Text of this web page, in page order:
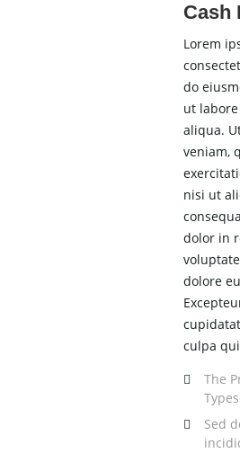
Cash
Lorem
do
ut
aliqua.
veniam,
nisi ut
dolor in
dolore
culpa
The
Sed